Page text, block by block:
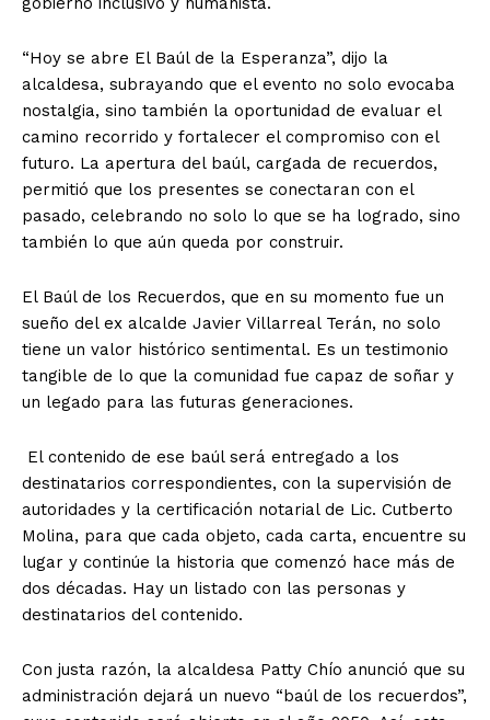
“Hoy se abre El Baúl de la Esperanza”, dijo la
alcaldesa, subrayando que el evento no solo evocaba
nostalgia, sino también la oportunidad de evaluar el
camino recorrido y fortalecer el compromiso con el
futuro. La apertura del baúl, cargada de recuerdos,
permitió que los presentes se conectaran con el
pasado, celebrando no solo lo que se ha logrado, sino
también lo que aún queda por construir.
El Baúl de los Recuerdos, que en su momento fue un
sueño del ex alcalde Javier Villarreal Terán, no solo
tiene un valor histórico sentimental. Es un testimonio
tangible de lo que la comunidad fue capaz de soñar y
un legado para las futuras generaciones.
El contenido de ese baúl será entregado a los
destinatarios correspondientes, con la supervisión de
autoridades y la certificación notarial de Lic. Cutberto
Molina, para que cada objeto, cada carta, encuentre su
lugar y continúe la historia que comenzó hace más de
dos décadas. Hay un listado con las personas y
destinatarios del contenido.
Con justa razón, la alcaldesa Patty Chío anunció que su
administración dejará un nuevo “baúl de los recuerdos”,